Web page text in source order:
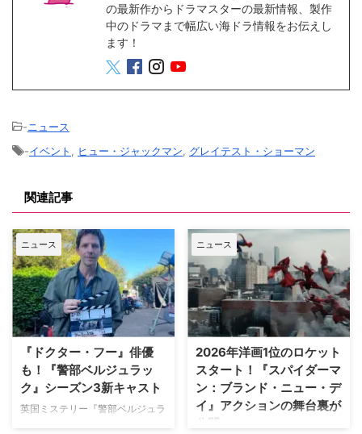
の最新作からドラマスターの最新情報、製作
中のドラマまで幅広い海ドラ情報をお伝えし
ます！
-ニュース
-イベント ヒュー・ジャックマン グレイテスト・ショーマン
関連記事
ニュース
『ドクター・フー』俳優
も！『警部ベルジュラッ
ク』シーズン3新キャスト
英国ミステリー『警部ベルジュラ
ニュース
2026年洋画1位のロケット
スタート！『スパイダーマ
ン：ブランド・ニュー・デ
イ』アクションの舞台裏が
公開